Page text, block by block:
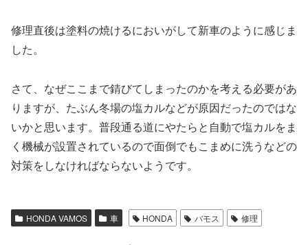
修理直後は塗料の焼けるにおいがして新車のように感じま
した。
さて、なぜここまで錆びてしまったのかを考える必要があ
りますが、たぶん冬場の塩カルなどが原因だったのではな
いかと思います。普段通る道にやたらと自動で塩カルをま
く機械が設置されているので面倒でもこまめに洗うなどの
対策をしなければならないようです。
HONDA VAMOS 車 HONDA バモス 修理